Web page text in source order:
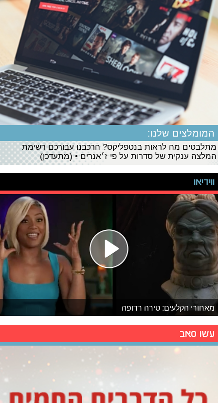
המומלצים שלנו:
מתלבטים מה לראות בנטפליקס? הרכבנו עבורכם רשימת
המלצה ענקית של סדרות על פי ז׳אנרים • (מתעדכן)
ווידיאו
מאחורי הקלעים: טירה רדופה
עשו סאב